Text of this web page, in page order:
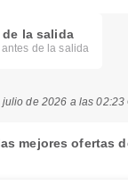
la salida
de la salida
julio de 2026 a las 02:23
mejores ofertas